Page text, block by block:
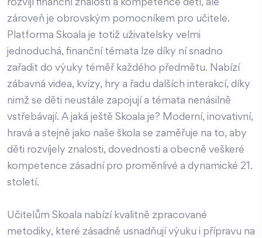
rozvíjí finanční znalosti a kompetence dětí, ale
zároveň je obrovským pomocníkem pro učitele.
Platforma Skoala je totiž uživatelsky velmi
jednoduchá, finanční témata lze díky ní snadno
zařadit do výuky téměř každého předmětu. Nabízí
zábavná videa, kvízy, hry a řadu dalších interakcí, díky
nimž se děti neustále zapojují a témata nenásilně
vstřebávají. A jaká ještě Skoala je? Moderní, inovativní,
hravá a stejně jako naše škola se zaměřuje na to, aby
děti rozvíjely znalosti, dovednosti a obecně veškeré
kompetence zásadní pro proměnlivé a dynamické 21.
století.
Učitelům Skoala nabízí kvalitně zpracované
metodiky, které zásadně usnadňují výuku i přípravu na